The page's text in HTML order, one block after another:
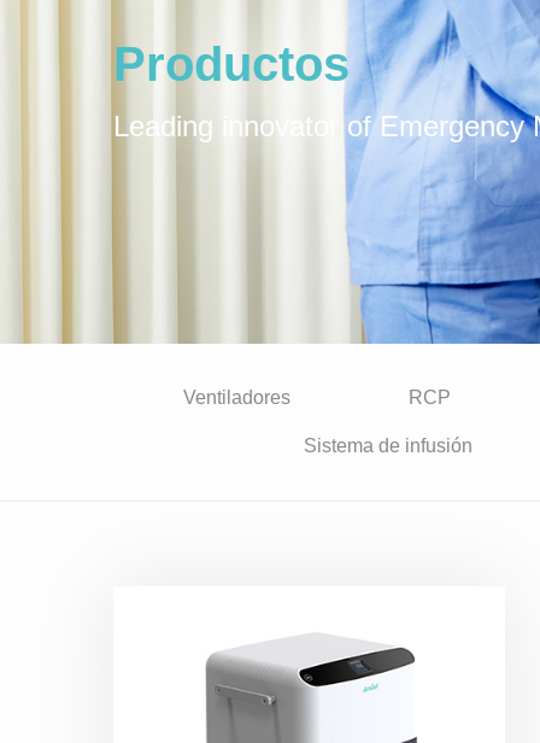
Productos
Leading innovator of Emergency
Ventiladores RCP
Sistema de infusión